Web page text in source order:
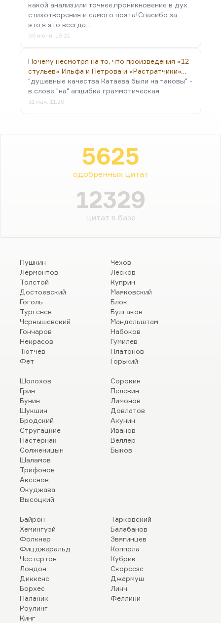
какой анализ,или точнее,проникновение в дух
стихотворения и самого поэта!Спасибо за
это,я это всегда…
06 июня, 19:21
Почему несмотря на то, что произведения «12
стульев» Ильфа и Петрова и «Растратчики»…
"душевные качества Катаева были на таковы" -
в слове "на" апшибка граммотическая
31 мая, 11:20
5625
одобренных цитат
12329
цитат в базе
Пушкин
Лермонтов
Толстой
Достоевский
Гоголь
Тургенев
Чернышевский
Гончаров
Некрасов
Тютчев
Фет
Чехов
Лесков
Куприн
Маяковский
Блок
Булгаков
Мандельштам
Набоков
Гумилев
Платонов
Горький
Шолохов
Грин
Бунин
Шукшин
Бродский
Стругацкие
Пастернак
Солженицын
Шаламов
Трифонов
Аксенов
Окуджава
Высоцкий
Сорокин
Пелевин
Лимонов
Довлатов
Акунин
Иванов
Веллер
Быков
Байрон
Хемингуэй
Фолкнер
Фицджеральд
Честертон
Лондон
Диккенс
Борхес
Паланик
Роулинг
Кинг
Тарковский
Балабанов
Звягинцев
Коппола
Кубрик
Скорсезе
Джармуш
Линч
Феллини